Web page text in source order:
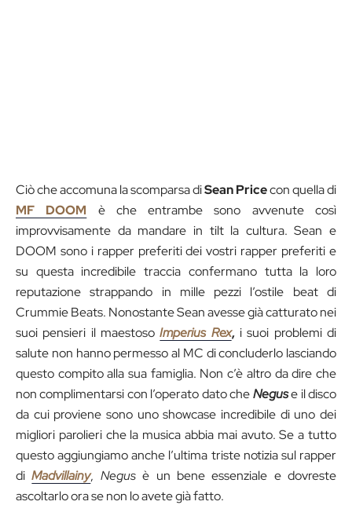
Ciò che accomuna la scomparsa diSean Pricecon quella di
MF DOOM è che entrambe sono avvenute così
improvvisamente da mandare in tilt la cultura. Sean e
DOOM sono i rapper preferiti dei vostri rapper preferiti e
su questa incredibile traccia confermano tutta la loro
reputazione strappando in mille pezzi l’ostile beat di
Crummie Beats. Nonostante Sean avesse già catturato nei
suoi pensieri il maestosoImperius Rex,i suoi problemi di
salute non hanno permesso al MC di concluderlo lasciando
questo compito alla sua famiglia. Non c’è altro da dire che
non complimentarsi con l’operato dato cheNeguse il disco
da cui proviene sono uno showcase incredibile di uno dei
migliori parolieri che la musica abbia mai avuto. Se a tutto
questo aggiungiamo anche l’ultima triste notizia sul rapper
diMadvillainy, Negusè un bene essenziale e dovreste
ascoltarlo ora se non lo avete già fatto.